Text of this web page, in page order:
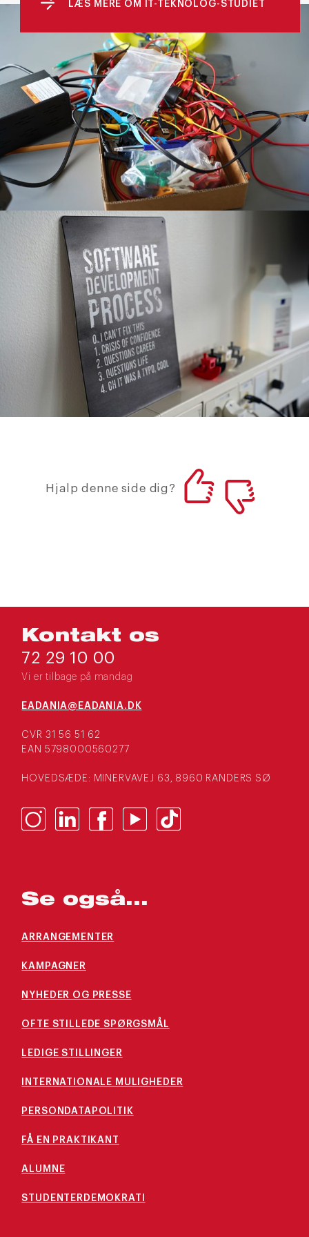
LÆS MERE OM IT-TEKNOLOG-STUDIET
Hjalp denne side dig?
Kontakt os
72 29 10 00
Vi er tilbage på mandag
EADANIA@EADANIA.DK
CVR 31 56 51 62
EAN 5798000560277
HOVEDSÆDE: MINERVAVEJ 63, 8960 RANDERS SØ
Se også...
ARRANGEMENTER
KAMPAGNER
NYHEDER OG PRESSE
OFTE STILLEDE SPØRGSMÅL
LEDIGE STILLINGER
INTERNATIONALE MULIGHEDER
PERSONDATAPOLITIK
FÅ EN PRAKTIKANT
ALUMNE
STUDENTERDEMOKRATI